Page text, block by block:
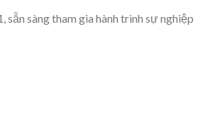
sàng tham gia hành trình sự nghiệp